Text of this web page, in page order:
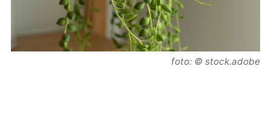
foto: © stock.adobe